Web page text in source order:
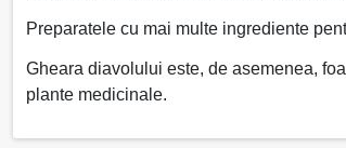
Preparatele cu mai multe ingrediente
Gheara diavolului este, de asemenea,
plante medicinale.